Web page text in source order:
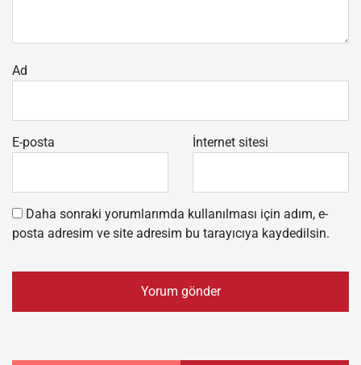
Ad
E-posta İnternet sitesi
Daha sonraki yorumlarımda kullanılması için adım, e-
posta adresim ve site adresim bu tarayıcıya kaydedilsin.